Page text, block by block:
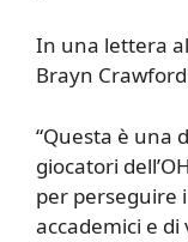
In una lettera
Brayn
“Questa è una
giocatori
per perseguire
accademici e